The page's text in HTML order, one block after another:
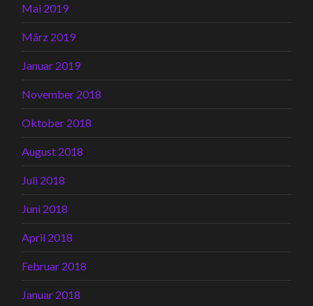
Mai 2019
März 2019
Januar 2019
November 2018
Oktober 2018
August 2018
Juli 2018
Juni 2018
April 2018
Februar 2018
Januar 2018